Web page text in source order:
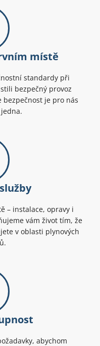
místě
standardy při
bezpečný provoz
bezpečnost je pro nás
– instalace, opravy i
vám život tím, že
v oblasti plynových
abychom